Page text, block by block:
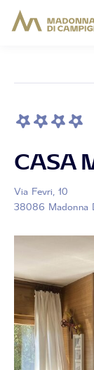
CASA
Via Fevri, 10
38086 Madonna